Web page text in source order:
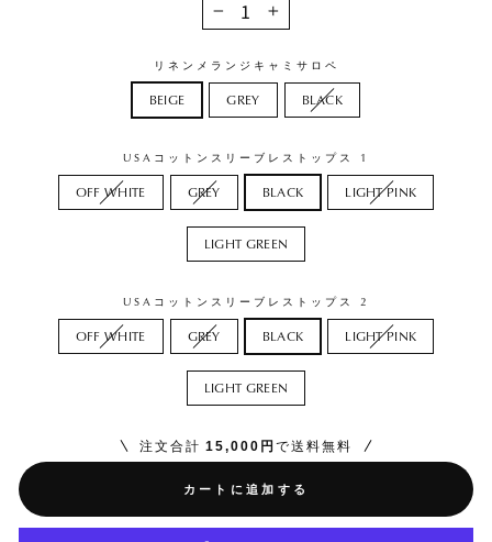
− +
リネンメランジキャミサロペ
BEIGE GREY BLACK
USAコットンスリーブレストップス 1
OFF WHITE GREY BLACK LIGHT PINK
LIGHT GREEN
USAコットンスリーブレストップス 2
OFF WHITE GREY BLACK LIGHT PINK
LIGHT GREEN
注文合計 15,000円 で送料無料
カートに追加する